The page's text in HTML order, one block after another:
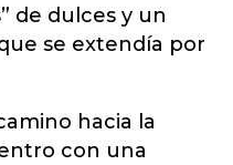
de dulces y un
se extendía por
hacia la
con una